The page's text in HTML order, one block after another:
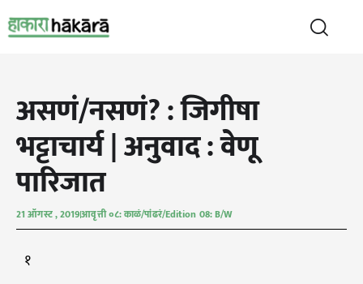
असणं/नसणं? : जिगीषा
भट्टाचार्य | अनुवाद : वेणू
पारिजात
21 ऑगस्ट , 2019आवृत्ती ०८: काळं/पांढरं/Edition 08: B/W
१